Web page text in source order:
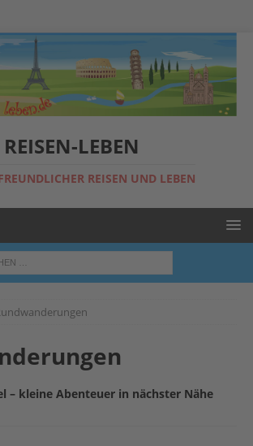
REISEN-LEBEN
REISEN UND LEBEN
– kleine Abenteuer in nächster Nähe